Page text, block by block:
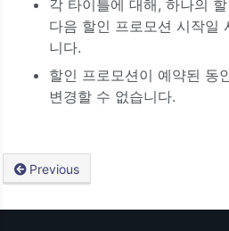
각 타이틀에 대해, 하나의
다음 할인 프로모션 시작일
니다.
할인 프로모션이 예약된 동
변경할 수 없습니다.
Previous